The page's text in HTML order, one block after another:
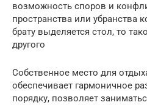
возможность споров и
пространства или убранства
брату выделяется стол, то
другого
Собственное место для
обеспечивает гармоничное
порядку, позволяет